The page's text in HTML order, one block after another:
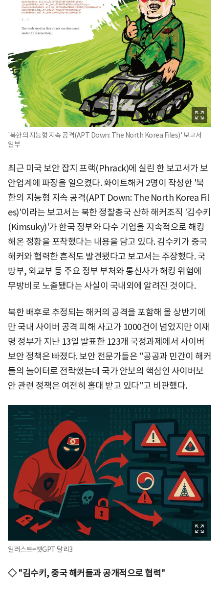
'북한의 지능형 지속 공격(APT Down: The North Korea Files)' 보고서
일부
최근 미국 보안 잡지 프랙(Phrack)에 실린 한 보고서가 보
안업계에 파장을 일으켰다. 화이트해커 2명이 작성한 '북
한의 지능형 지속 공격(APT Down: The North Korea Fil
es)'이라는 보고서는 북한 정찰총국 산하 해커조직 '김수키
(Kimsuky)'가 한국 정부와 다수 기업을 지속적으로 해킹
해온 정황을 포착했다는 내용을 담고 있다. 김수키가 중국
해커와 협력한 흔적도 발견됐다고 보고서는 주장했다. 국
방부, 외교부 등 주요 정부 부처와 통신사가 해킹 위험에
무방비로 노출됐다는 사실이 국내외에 알려진 것이다.
북한 배후로 추정되는 해커의 공격을 포함해 올 상반기에
만 국내 사이버 공격 피해 사고가 1000건이 넘었지만 이재
명 정부가 지난 13일 발표한 123개 국정과제에서 사이버
보안 정책은 빠졌다. 보안 전문가들은 "공공과 민간이 해커
들의 놀이터로 전락했는데 국가 안보의 핵심인 사이버보
안 관련 정책은 여전히 홀대 받고 있다"고 비판했다.
일러스트=챗GPT 달리3
◇ "김수키, 중국 해커들과 공개적으로 협력"